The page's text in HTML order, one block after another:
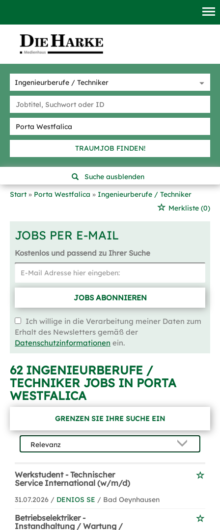
TRAUMJOB FINDEN!
Suche ausblenden
Start
Porta Westfalica
Ingenieurberufe / Techniker
Merkliste (0)
JOBS PER E-MAIL
Kostenlos und passend zu Ihrer Suche
JOBS ABONNIEREN
Ich willige in die Verarbeitung meiner Daten zum
Erhalt des Newsletters gemäß der
Datenschutzinformationen ein.
62 INGENIEURBERUFE /
TECHNIKER JOBS IN PORTA
WESTFALICA
GRENZEN SIE IHRE SUCHE EIN
Werkstudent - Technischer
Service International (w/m/d)
31.07.2026 / DENIOS SE / Bad Oeynhausen
Betriebselektriker -
Instandhaltung / Wartung /